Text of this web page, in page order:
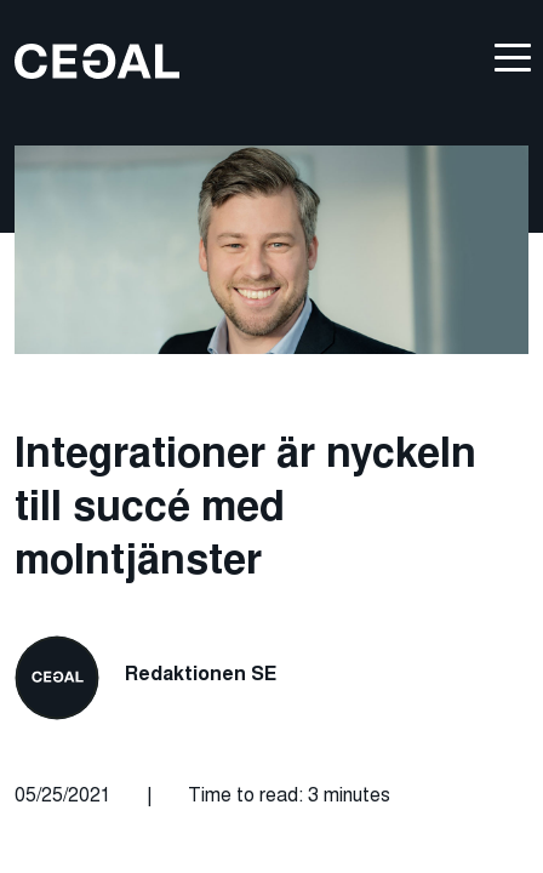
Integrationer är nyckeln
till succé med
molntjänster
Redaktionen SE
05/25/2021 | Time to read: 3 minutes